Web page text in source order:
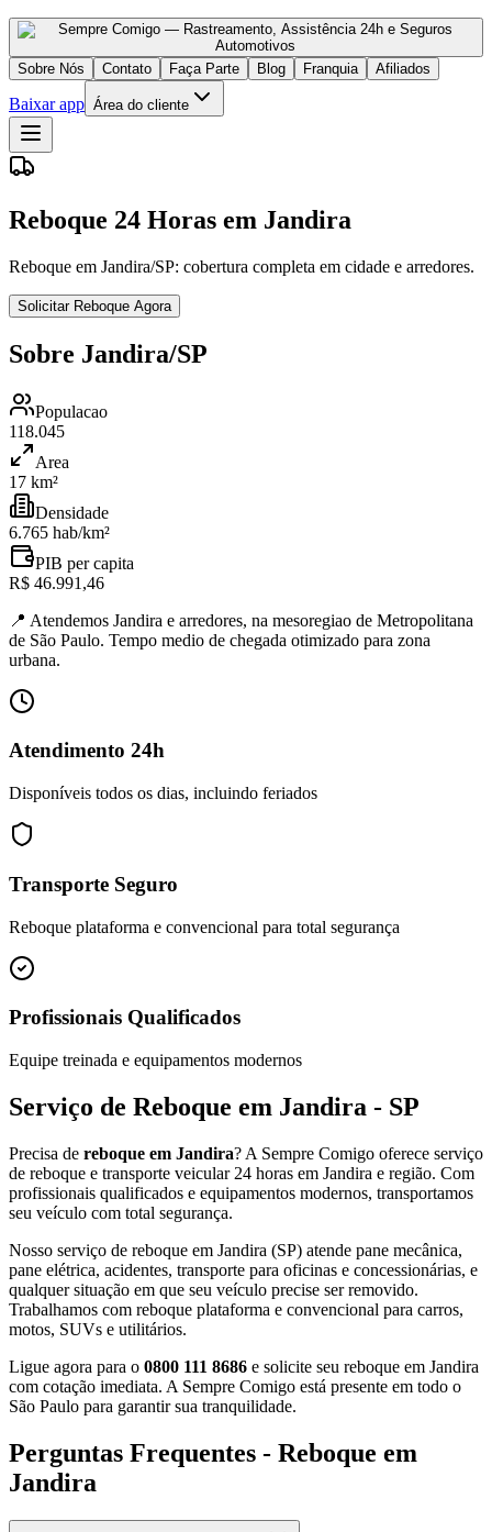
Sobre Nós Contato Faça Parte Blog Franquia Afiliados
Baixar app Área do cliente
Reboque 24 Horas em Jandira
Reboque em Jandira/SP: cobertura completa em cidade e arredores.
Solicitar Reboque Agora
Sobre Jandira/SP
Populacao
118.045
Area
17 km²
Densidade
6.765 hab/km²
PIB per capita
R$ 46.991,46
📍 Atendemos Jandira e arredores, na mesoregiao de Metropolitana
de São Paulo. Tempo medio de chegada otimizado para zona
urbana.
Atendimento 24h
Disponíveis todos os dias, incluindo feriados
Transporte Seguro
Reboque plataforma e convencional para total segurança
Profissionais Qualificados
Equipe treinada e equipamentos modernos
Serviço de Reboque em Jandira - SP
Precisa de reboque em Jandira? A Sempre Comigo oferece serviço
de reboque e transporte veicular 24 horas em Jandira e região. Com
profissionais qualificados e equipamentos modernos, transportamos
seu veículo com total segurança.
Nosso serviço de reboque em Jandira (SP) atende pane mecânica,
pane elétrica, acidentes, transporte para oficinas e concessionárias, e
qualquer situação em que seu veículo precise ser removido.
Trabalhamos com reboque plataforma e convencional para carros,
motos, SUVs e utilitários.
Ligue agora para o 0800 111 8686 e solicite seu reboque em Jandira
com cotação imediata. A Sempre Comigo está presente em todo o
São Paulo para garantir sua tranquilidade.
Perguntas Frequentes - Reboque em
Jandira